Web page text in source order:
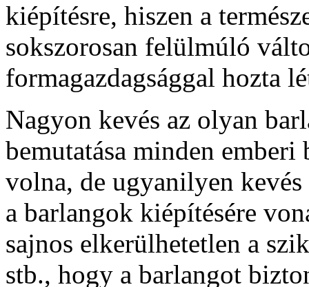
kiépítésre, hiszen a
sokszorosan felülmúló
formagazdagsággal hozta
Nagyon kevés az olyan
bemutatása minden emberi
volna, de ugyanilyen
a barlangok kiépítésére
sajnos elkerülhetetlen a
stb., hogy a barlangot